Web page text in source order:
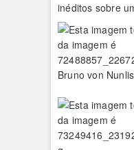
inéditos sobre
Bruno von